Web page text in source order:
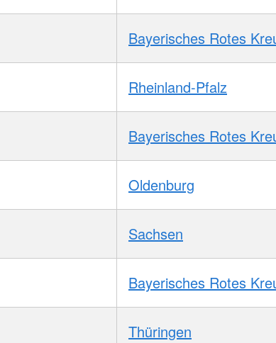
Bayerisches Rotes
Rheinland-Pfalz
Bayerisches Rotes
Oldenburg
Sachsen
Bayerisches Rotes
Thüringen